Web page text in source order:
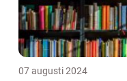
07 augusti 2024